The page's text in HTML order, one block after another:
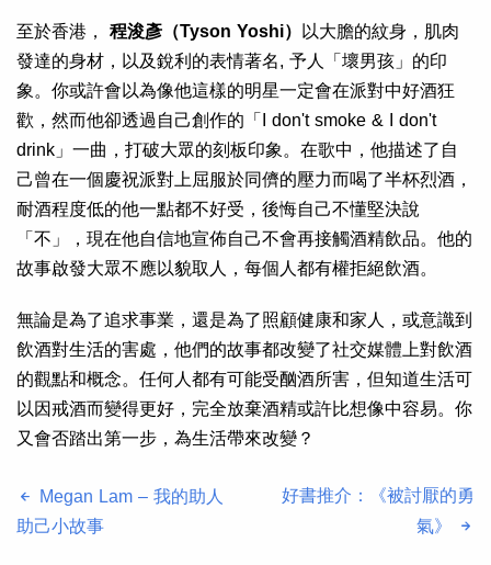
至於香港， 程浚彥（Tyson Yoshi）
以大膽的紋身，肌肉
發達的身材，以及銳利的表情著名, 予人「壞男孩」的印
象。你或許會以為像他這樣的明星一定會在派對中好酒狂
歡，然而他卻透過自己創作的「I don't smoke & I don't
drink」一曲，打破大眾的刻板印象。在歌中，他描述了自
己曾在一個慶祝派對上屈服於同儕的壓力而喝了半杯烈酒，
耐酒程度低的他一點都不好受，後悔自己不懂堅決說
「不」，現在他自信地宣佈自己不會再接觸酒精飲品。他的
故事啟發大眾不應以貌取人，每個人都有權拒絕飲酒。
無論是為了追求事業，還是為了照顧健康和家人，或意識到
飲酒對生活的害處，他們的故事都改變了社交媒體上對飲酒
的觀點和概念。任何人都有可能受酗酒所害，但知道生活可
以因戒酒而變得更好，完全放棄酒精或許比想像中容易。你
又會否踏出第一步，為生活帶來改變？
Megan Lam – 我的助人
助己小故事
好書推介：《被討厭的勇
氣》